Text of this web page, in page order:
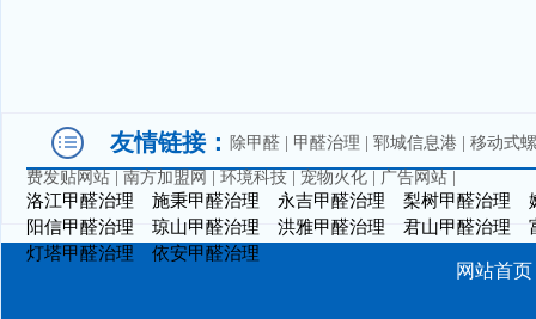
友情链接： 除甲醛 甲醛治理 郓城信息港
移动式
费发贴网站
南方加盟网 环境科技 宠物火化 广告网站
洛江甲醛治理 施秉甲醛治理 永吉甲醛治理 梨树甲醛治理
阳信甲醛治理
琼山甲醛治理 洪雅甲醛治理 君山甲醛治理
灯塔甲醛治理
依安甲醛治理
网站首页